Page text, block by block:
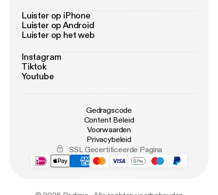
Luister op iPhone
Luister op Android
Luister op het web
Instagram
Tiktok
Youtube
Gedragscode
Content Beleid
Voorwaarden
Privacybeleid
SSL Gecertificeerde Pagina